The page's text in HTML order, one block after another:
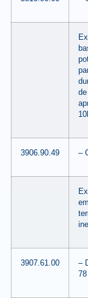
3906.90.49 –
3907.61.00
–